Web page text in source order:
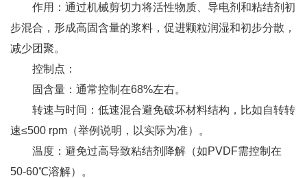
作用：通过机械剪切力将活性物质、导电剂和粘结剂初
步混合，形成高固含量的浆料，促进颗粒润湿和初步分散，
减少团聚。
控制点：
固含量：通常控制在68%左右。
转速与时间：低速混合避免破坏材料结构，比如自转转
速≤500 rpm（举例说明，以实际为准）。
温度：避免过高导致粘结剂降解（如PVDF需控制在
50-60℃溶解）。